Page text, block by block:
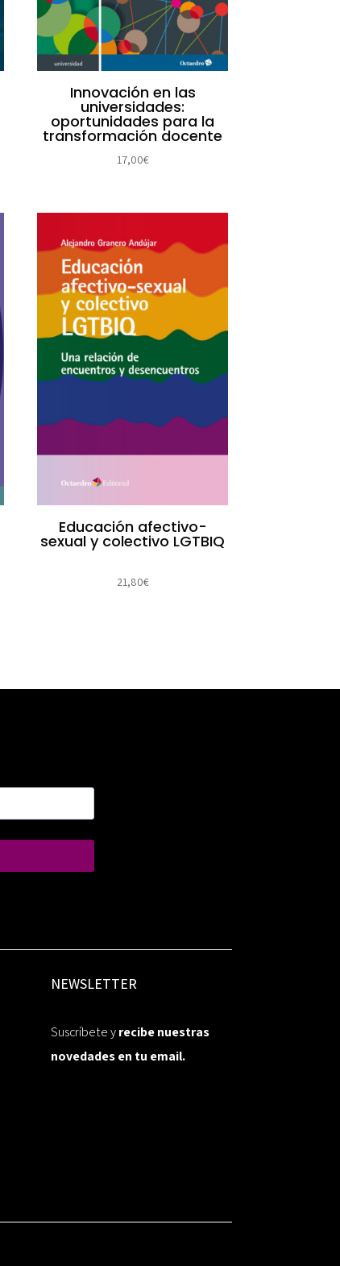
Innovación en las
universidades:
oportunidades para la
transformación docente
17,00€
Educación afectivo-
sexual y colectivo LGTBIQ
21,80€
NEWSLETTER
Suscríbete yrecibe nuestras
novedades en tu email.